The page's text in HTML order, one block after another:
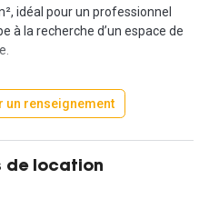
idéal pour un professionnel
à la recherche d’un espace de
Toulouse, ce bureau
avec un accès rapide aux
à pied, facilitant ainsi les
taxes.
un renseignement
de location